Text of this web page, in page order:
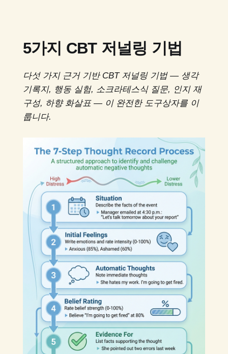
5가지 CBT 저널링 기법
다섯 가지 근거 기반 CBT 저널링 기법 — 생각
기록지, 행동 실험, 소크라테스식 질문, 인지 재
구성, 하향 화살표 — 이 완전한 도구상자를 이
룹니다.